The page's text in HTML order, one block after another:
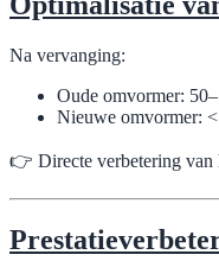
Na vervanging:
Oude omvormer:
Nieuwe omvormer:
👉 Directe verbetering van